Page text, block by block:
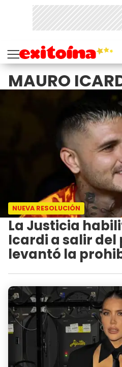
MAURO
NUEVA RESOLUCIÓN
La Justicia
Icardi a salir del
levantó la